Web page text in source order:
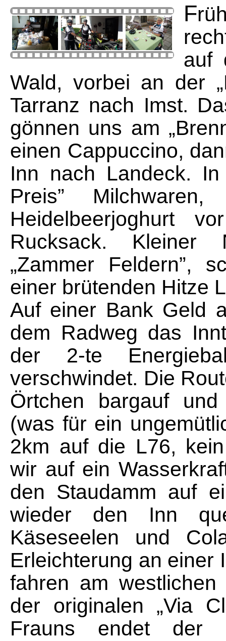
F
auf
Wald, vorbei an der
Tarranz nach Imst.
gönnen uns am
einen Cappuccino,
Inn nach Landeck.
Preis”
Heidelbeerjoghurt
Rucksack. Kleiner
„Zammer Feldern”,
einer brütenden Hitze
Auf einer Bank Geld
dem Radweg das
der 2-te
verschwindet. Die
Örtchen bargauf
(was für ein
2km auf die L76,
wir auf ein
den Staudamm auf
wieder den Inn
Käseseelen und
Erleichterung an einer
fahren am
der originalen „Via
Frauns endet der